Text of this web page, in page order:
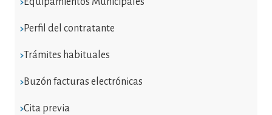
Perfil del contratante
Trámites habituales
Buzón facturas electrónicas
Cita previa